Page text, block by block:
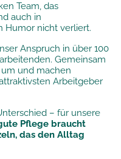
Team, das
auch in
Humor nicht verliert.
Anspruch in über 100
Gemeinsam
und machen
Arbeitgeber
– für unsere
Pflege braucht
das den Alltag